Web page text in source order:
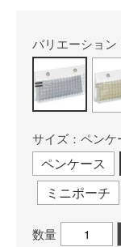
バリエーショ
サイズ：ペンケ
ペンケース
ミニポーチ
数量